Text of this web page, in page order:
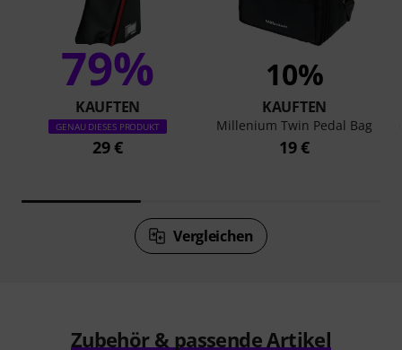
79%
KAUFTEN
GENAU DIESES PRODUKT
29 €
10%
KAUFTEN
Millenium Twin Pedal Bag
19 €
Vergleichen
Zubehör & passende Artikel